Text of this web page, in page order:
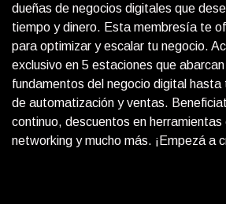
dueñas de negocios digitales que
tiempo y dinero. Esta membresía te
para optimizar y escalar tu negocio.
exclusivo en 5 estaciones que
fundamentos del negocio digital hasta
de automatización y ventas.
continuo, descuentos en
networking y mucho más. ¡Empezá a